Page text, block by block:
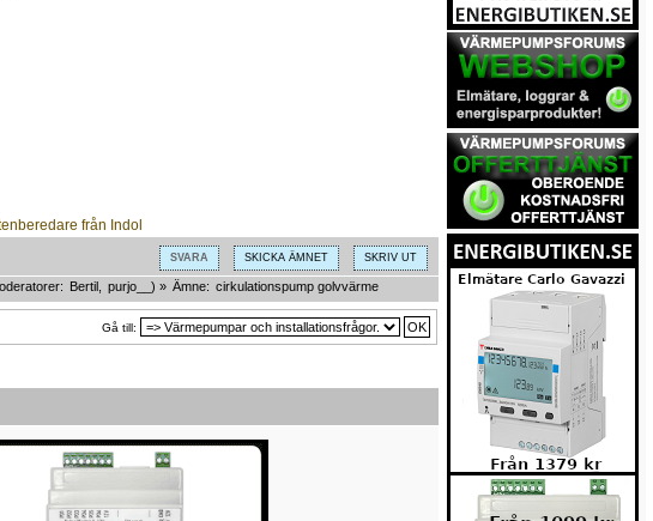
SVARA SKICKA ÄMNET SKRIV UT
Bertil, purjo__ ) » Ämne: cirkulationspump golvvärme
Gå till: